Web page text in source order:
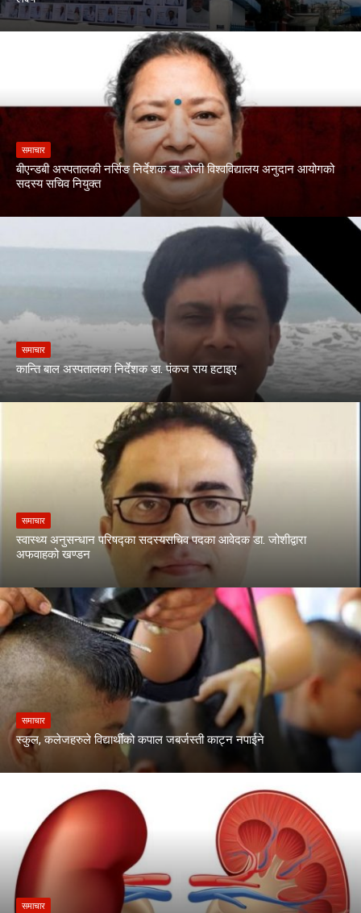
समाचार
बीएन्डबी अस्पतालकी नर्सिङ निर्देशक डा. रोजी विश्वविद्यालय अनुदान आयोगको
सदस्य सचिव नियुक्त
समाचार
कान्ति बाल अस्पतालका निर्देशक डा. पंकज राय हटाइए
समाचार
स्वास्थ्य अनुसन्धान परिषद्का सदस्यसचिव पदका आवेदक डा. जोशीद्वारा
अफवाहको खण्डन
समाचार
स्कुल, कलेजहरुले विद्यार्थीको कपाल जबर्जस्ती काट्न नपाईने
समाचार